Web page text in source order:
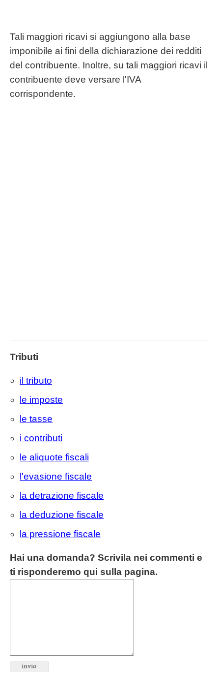
Tali maggiori ricavi si aggiungono alla base
imponibile ai fini della dichiarazione dei redditi
del contribuente. Inoltre, su tali maggiori ricavi il
contribuente deve versare l'IVA
corrispondente.
Tributi
il tributo
le imposte
le tasse
i contributi
le aliquote fiscali
l'evasione fiscale
la detrazione fiscale
la deduzione fiscale
la pressione fiscale
Hai una domanda? Scrivila nei commenti e
ti risponderemo qui sulla pagina.